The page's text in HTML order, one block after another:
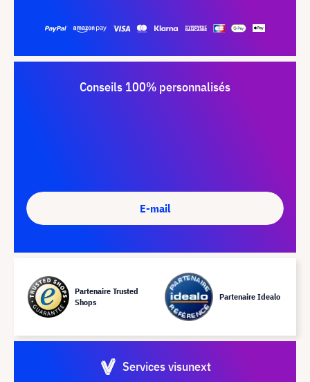
Conseils 100% personnalisés
E-mail
Partenaire Trusted
Shops
Partenaire Idealo
Services visunext